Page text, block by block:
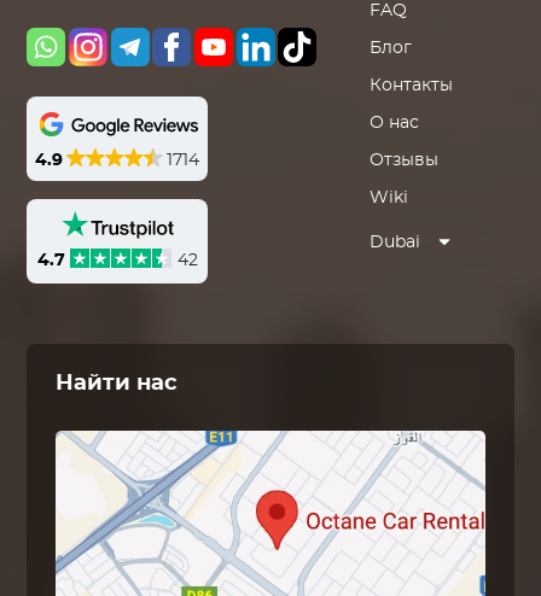
4.9 1714
4.7 42
FAQ
Блог
Контакты
О нас
Отзывы
Wiki
Dubai
Найти нас